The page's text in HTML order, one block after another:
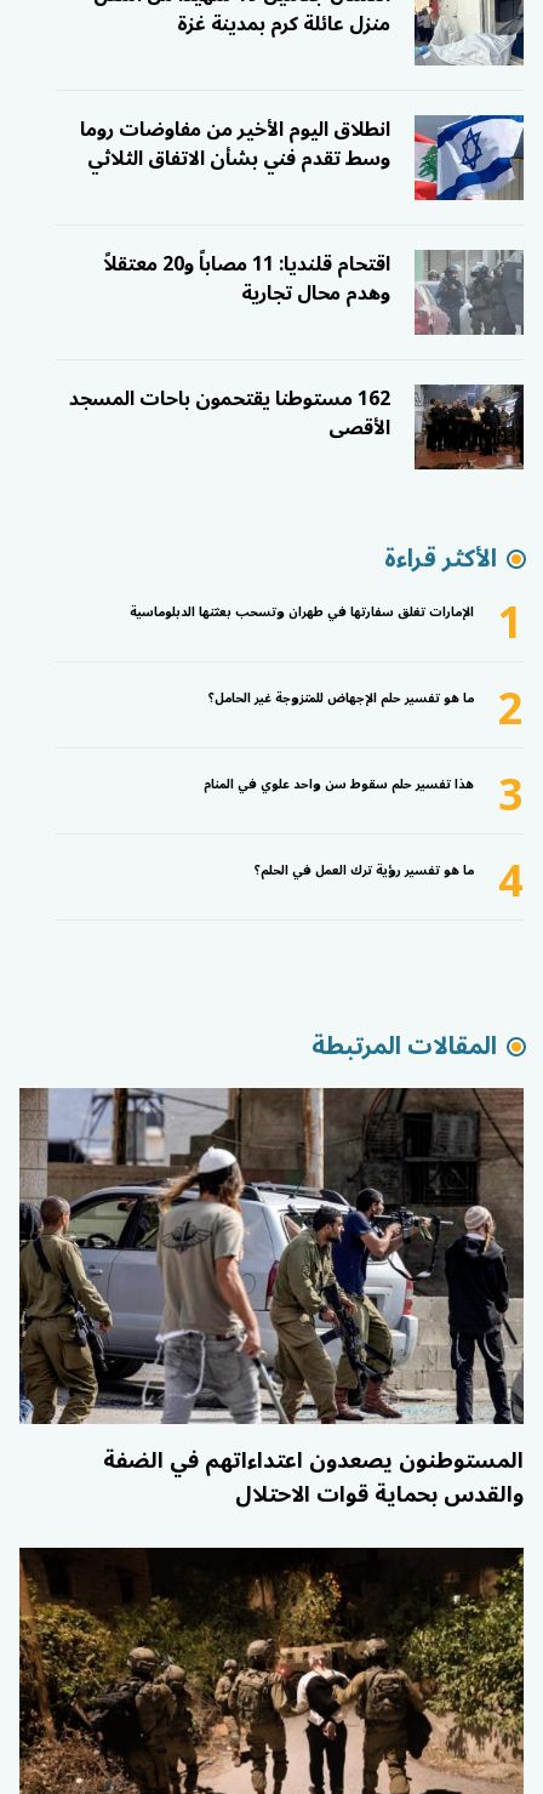
منزل عائلة كرم بمدينة غزة
انطلاق اليوم الأخير من مفاوضات روما
وسط تقدم فني بشأن الاتفاق الثلاثي
اقتحام قلنديا: 11 مصاباً و20 معتقلاً
وهدم محال تجارية
162 مستوطنا يقتحمون باحات المسجد
الأقصى
الأكثر قراءة
1 الإمارات تغلق سفارتها في طهران وتسحب بعثتها الدبلوماسية
2 ما هو تفسير حلم الإجهاض للمتزوجة غير الحامل؟
3 هذا تفسير حلم سقوط سن واحد علوي في المنام
4 ما هو تفسير رؤية ترك العمل في الحلم؟
المقالات المرتبطة
المستوطنون يصعدون اعتداءاتهم في الضفة
والقدس بحماية قوات الاحتلال